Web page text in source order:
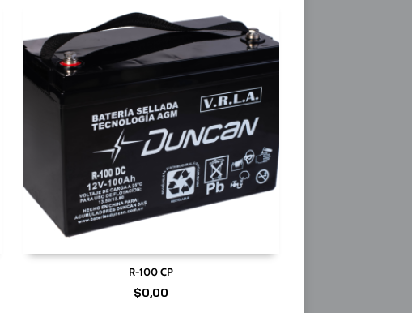
R-100 CP
$0,00